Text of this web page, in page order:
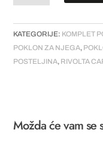
"Lounge"
Siva
(set
od
KATEGORIJE: KOMPLET
POKLON ZA NJEGA,
POSTELJINA, RIVOLTA
Možda će vam se